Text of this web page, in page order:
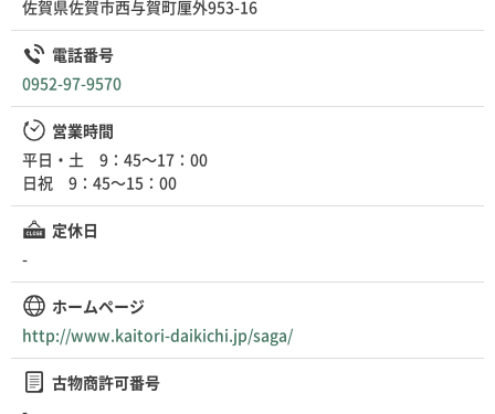
佐賀県佐賀市西与賀町厘外953-16
電話番号
0952-97-9570
営業時間
平日・土 9：45～17：00
日祝 9：45～15：00
定休日
-
ホームページ
http://www.kaitori-daikichi.jp/saga/
古物商許可番号